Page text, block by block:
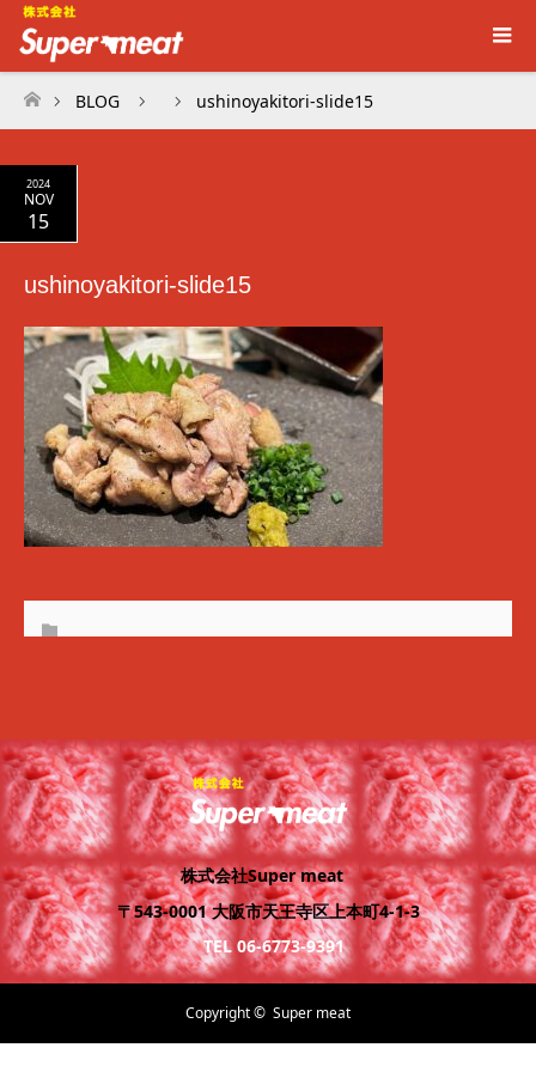
ホーム
BLOG ushinoyakitori-slide15
2024
NOV
15
ushinoyakitori-slide15
株式会社Super meat
〒543-0001 大阪市天王寺区上本町4-1-3
TEL 06-6773-9391
Copyright © Super meat